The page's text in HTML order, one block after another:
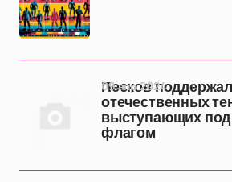
Песков поддержал
отечественных
выступающих
флагом
09 апр 2024